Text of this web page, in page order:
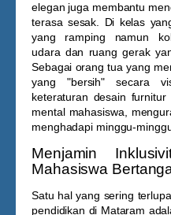
elegan juga membantu
terasa sesak. Di kelas
yang ramping namun
udara dan ruang gerak
Sebagai orang tua yang
yang "bersih" secara
keteraturan desain
mental mahasiswa,
menghadapi minggu-
Menjamin
Mahasiswa
Satu hal yang sering
pendidikan di Mataram